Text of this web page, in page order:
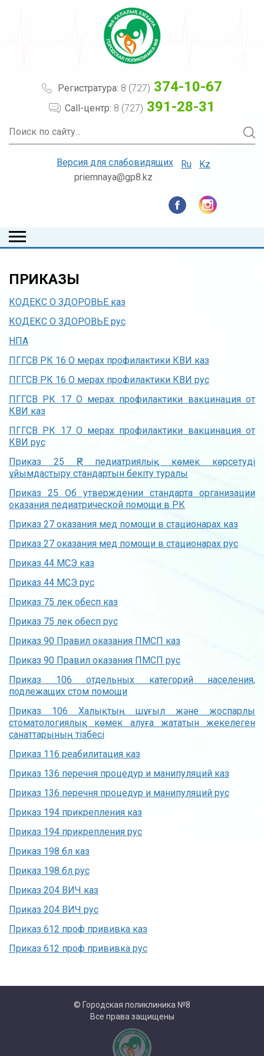
Регистратура: 8 (727) 374-10-67
Call-центр: 8 (727) 391-28-31
Версия для слабовидящих
priemnaya@gp8.kz
Ru Kz
ПРИКАЗЫ
КОДЕКС О ЗДОРОВЬЕ каз
КОДЕКС О ЗДОРОВЬЕ рус
НПА
ПГГСВ РК 16 О мерах профилактики КВИ каз
ПГГСВ РК 16 О мерах профилактики КВИ рус
ПГГСВ РК 17 О мерах профилактики вакцинация от
КВИ каз
ПГГСВ РК 17 О мерах профилактики вакцинация от
КВИ рус
Приказ 25 ҚР педиатриялық көмек көрсетуді
ұйымдастыру стандартын бекіту туралы
Приказ 25 Об утверждении стандарта организации
оказания педиатрической помощи в РК
Приказ 27 оказания мед помощи в стационарах каз
Приказ 27 оказания мед помощи в стационарах рус
Приказ 44 МСЭ каз
Приказ 44 МСЭ рус
Приказ 75 лек обесп каз
Приказ 75 лек обесп рус
Приказ 90 Правил оказания ПМСП каз
Приказ 90 Правил оказания ПМСП рус
Приказ 106 отдельных категорий населения,
подлежащих стом помощи
Приказ 106 Халықтың шұғыл және жоспарлы
стоматологиялық көмек алуға жататын жекелеген
санаттарының тізбесі
Приказ 116 реабилитация каз
Приказ 136 перечня процедур и манипуляций каз
Приказ 136 перечня процедур и манипуляций рус
Приказ 194 прикрепления каз
Приказ 194 прикрепления рус
Приказ 198 бл каз
Приказ 198 бл рус
Приказ 204 ВИЧ каз
Приказ 204 ВИЧ рус
Приказ 612 проф прививка каз
Приказ 612 проф прививка рус
© Городская поликлиника №8
Все права защищены